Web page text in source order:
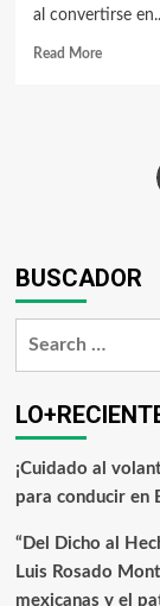
al convertirse
Read More
BUSCADOR
¡Cuidado al
para conducir en
“Del Dicho al
Luis Rosado
mexicanas y el